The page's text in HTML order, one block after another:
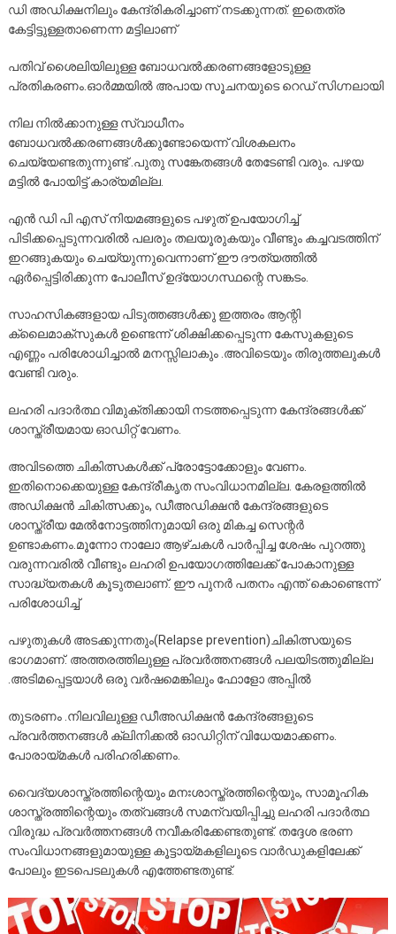
ഡി അഡിക്ഷനിലും കേന്ദ്രികരിച്ചാണ് നടക്കുന്നത്. ഇതെത്ര
കേട്ടിട്ടുള്ളതാണെന്ന മട്ടിലാണ്
പതിവ് ശൈലിയിലുള്ള ബോധവൽക്കരണങ്ങളോടുള്ള
പ്രതികരണം.ഓർമ്മയിൽ അപായ സൂചനയുടെ റെഡ് സിഗ്നലായി
നില നിൽക്കാനുള്ള സ്വാധീനം
ബോധവൽക്കരണങ്ങൾക്കുണ്ടോയെന്ന് വിശകലനം
ചെയ്യേണ്ടതുന്നുണ്ട് .പുതു സങ്കേതങ്ങൾ തേടേണ്ടി വരും. പഴയ
മട്ടിൽ പോയിട്ട് കാര്യമില്ല.
എൻ ഡി പി എസ് നിയമങ്ങളുടെ പഴുത് ഉപയോഗിച്ച്
പിടിക്കപ്പെടുന്നവരിൽ പലരും തലയൂരുകയും വീണ്ടും കച്ചവടത്തിന്
ഇറങ്ങുകയും ചെയ്യുന്നുവെന്നാണ് ഈ ദൗത്യത്തിൽ
ഏർപ്പെട്ടിരിക്കുന്ന പോലീസ് ഉദ്യോഗസ്ഥന്റെ സങ്കടം.
സാഹസികങ്ങളായ പിടുത്തങ്ങൾക്കു ഇത്തരം ആന്റി
ക്ലൈമാക്സുകൾ ഉണ്ടെന്ന്‌ ശിക്ഷിക്കപ്പെടുന്ന കേസുകളുടെ
എണ്ണം പരിശോധിച്ചാൽ മനസ്സിലാകും .അവിടെയും തിരുത്തലുകൾ
വേണ്ടി വരും.
ലഹരി പദാർത്ഥ വിമുക്തിക്കായി നടത്തപ്പെടുന്ന കേന്ദ്രങ്ങൾക്ക്
ശാസ്ത്രീയമായ ഓഡിറ്റ് വേണം.
അവിടത്തെ ചികിത്സകൾക്ക് പ്രോട്ടോക്കോളും വേണം.
ഇതിനൊക്കെയുള്ള കേന്ദ്രീകൃത സംവിധാനമില്ല. കേരളത്തിൽ
അഡിക്ഷൻ ചികിത്സക്കും, ഡീഅഡിക്ഷൻ കേന്ദ്രങ്ങളുടെ
ശാസ്ത്രീയ മേൽനോട്ടത്തിനുമായി ഒരു മികച്ച സെന്റർ
ഉണ്ടാകണം.മൂന്നോ നാലോ ആഴ്ചകൾ പാർപ്പിച്ച ശേഷം പുറത്തു
വരുന്നവരിൽ വീണ്ടും ലഹരി ഉപയോഗത്തിലേക്ക് പോകാനുള്ള
സാദ്ധ്യതകൾ കൂടുതലാണ്. ഈ പുനർ പതനം എന്ത് കൊണ്ടെന്ന്
പരിശോധിച്ച്
പഴുതുകൾ അടക്കുന്നതും(Relapse prevention)ചികിത്സയുടെ
ഭാഗമാണ്. അത്തരത്തിലുള്ള പ്രവർത്തനങ്ങൾ പലയിടത്തുമില്ല
.അടിമപ്പെട്ടയാൾ ഒരു വർഷമെങ്കിലും ഫോളോ അപ്പിൽ
തുടരണം .നിലവിലുള്ള ഡീഅഡിക്ഷൻ കേന്ദ്രങ്ങളുടെ
പ്രവർത്തനങ്ങൾ ക്ലിനിക്കൽ ഓഡിറ്റിന് വിധേയമാക്കണം.
പോരായ്മകൾ പരിഹരിക്കണം.
വൈദ്യശാസ്ത്രത്തിന്റെയും മനഃശാസ്ത്രത്തിന്റെയും, സാമൂഹിക
ശാസ്ത്രത്തിന്റെയും തത്വങ്ങൾ സമന്വയിപ്പിച്ചു ലഹരി പദാർത്ഥ
വിരുദ്ധ പ്രവർത്തനങ്ങൾ നവീകരിക്കേണ്ടതുണ്ട്. തദ്ദേശ ഭരണ
സംവിധാനങ്ങളുമായുള്ള കൂട്ടായ്മകളിലൂടെ വാർഡുകളിലേക്ക്
പോലും ഇടപെടലുകൾ എത്തേണ്ടതുണ്ട്.